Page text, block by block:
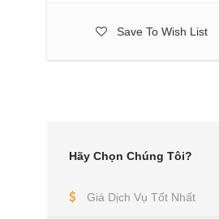
Save To Wish List
Hãy Chọn Chúng Tôi?
Giá Dịch Vụ Tốt Nhất